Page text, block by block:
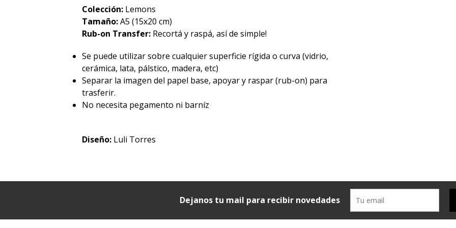
Colección: Lemons
Tamaño:A5 (15x20 cm)
Rub-on Transfer: Recortá y raspá, así de simple!
Se puede utilizar sobre cualquier superficie rígida o curva (vidrio,
cerámica, lata, pálstico, madera, etc)
Separar la imagen del papel base, apoyar y raspar (rub-on) para
trasferir.
No necesita pegamento ni barníz
Diseño: Luli Torres
Dejanos tu mail para recibir novedades